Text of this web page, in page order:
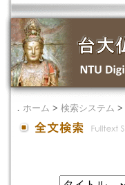
． ホーム > 検索システム >